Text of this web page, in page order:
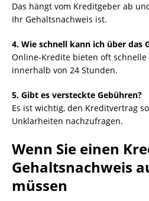
Das hängt vom Kreditgeber ab
Ihr Gehaltsnachweis ist.
4. Wie schnell kann ich über das
Online-Kredite bieten oft
innerhalb von 24 Stunden.
5. Gibt es versteckte Gebühren?
Es ist wichtig, den Kreditvertrag
Unklarheiten nachzufragen.
Wenn Sie einen
Gehaltsnachweis
müssen